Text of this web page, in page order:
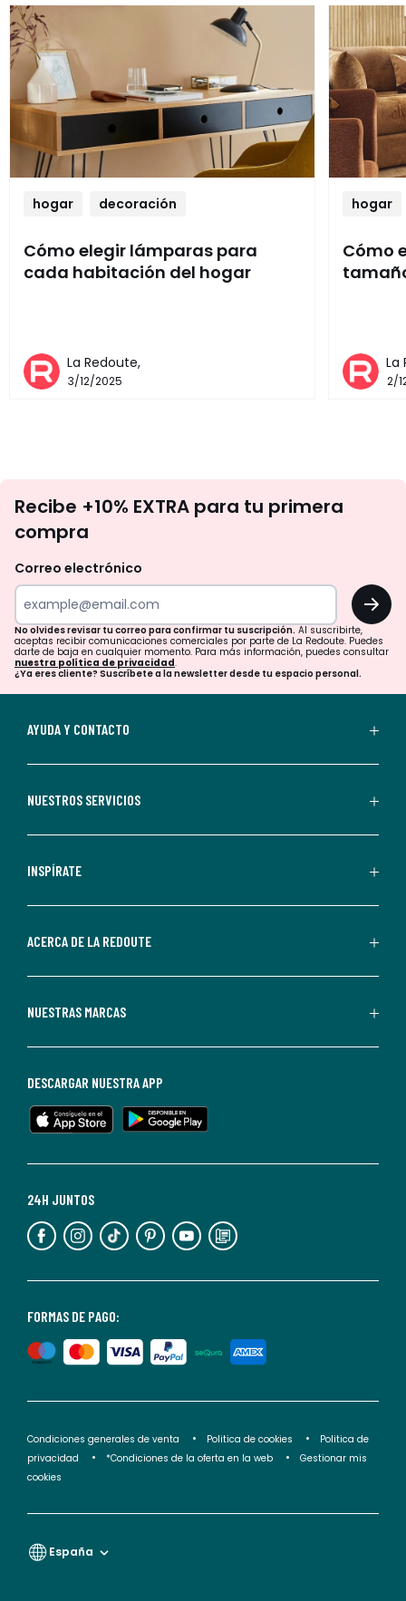
hogar decoración
Cómo elegir lámparas para
cada habitación del hogar
La Redoute,
3/12/2025
hogar
Cómo
La
2/
te
tu
para
confirmar
tu
suscripción.
aceptas
comerciales
personalizadas
parte
Redoute.
de
en
cualquier
Para
información,
puedes
nuestra
de
privacidad</2>.
Recibe +10% EXTRA para tu primera
compra
Correo electrónico
OK
No olvides revisar tu correo para confirmar tu suscripción.Al suscribirte,
aceptas recibir comunicaciones comerciales por parte de La Redoute. Puedes
darte de baja en cualquier momento. Para más información, puedes consultar
nuestra política de privacidad.
¿Ya eres cliente? Suscríbete a la newsletter desde tu espacio personal.
AYUDA Y CONTACTO
NUESTROS SERVICIOS
INSPÍRATE
ACERCA DE LA REDOUTE
NUESTRAS MARCAS
FORMAS DE PAGO:
24H JUNTOS
DESCARGAR NUESTRA APP
Condiciones generales de venta Politica de cookies
Politica de
privacidad
*Condiciones de la oferta en la web
Gestionar mis
cookies
España